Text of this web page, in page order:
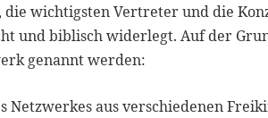
die wichtigsten Vertreter und die
und biblisch widerlegt. Auf der
genannt werden:
aus verschiedenen